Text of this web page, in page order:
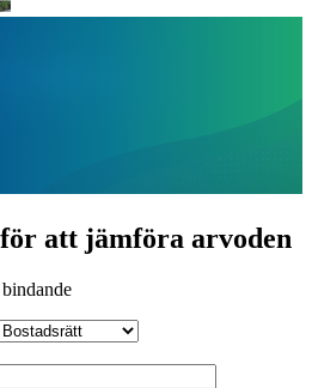
att jämföra arvoden